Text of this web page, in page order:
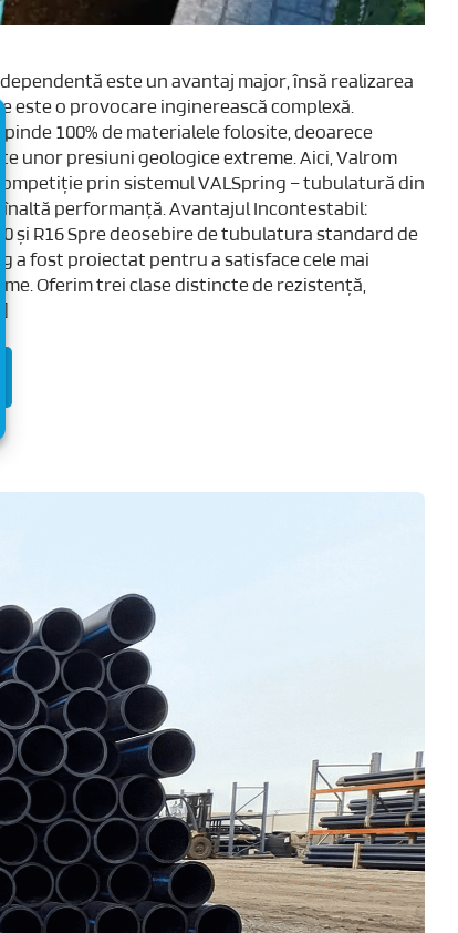
este un avantaj major, însă realizarea
este o provocare inginerească complexă.
100% de materialele folosite, deoarece
unor presiuni geologice extreme. Aici, Valrom
prin sistemul VALSpring – tubulatură din
înaltă performanță. Avantajul Incontestabil:
și R16 Spre deosebire de tubulatura standard de
a fost proiectat pentru a satisface cele mai
Oferim trei clase distincte de rezistență,